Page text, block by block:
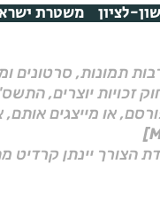
לציון משטרת
תמונות, סרטונים
או מייצגים
הצורך יינתן קרדיט